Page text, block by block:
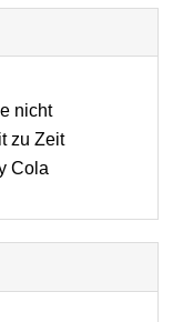
nicht
zu Zeit
Cola